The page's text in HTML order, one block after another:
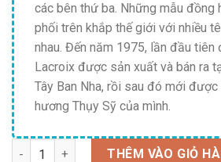
các bên thứ ba. Những mẫu đồng
phối trên khắp thế giới với nhiều
nhau. Đến năm 1975, lần đầu tiên
Lacroix được sản xuất và bán ra
Tây Ban Nha, rồi sau đó mới
hương Thụy Sỹ của mình.
Số lượng THÊM VÀO GIỎ